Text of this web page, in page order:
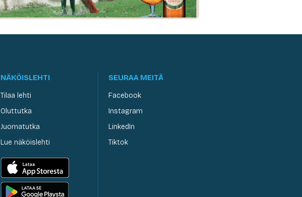
NÄKÖISLEHTI
Tilaa lehti
Oluttutka
Juomatutka
Lue näköislehti
SEURAA MEITÄ
Facebook
Instagram
LinkedIn
Tiktok